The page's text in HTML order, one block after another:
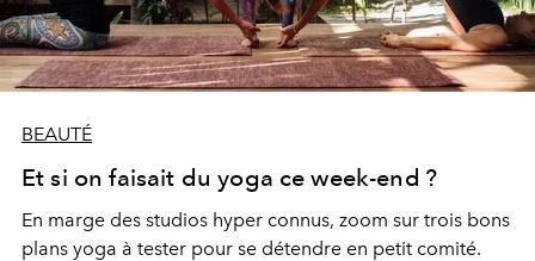
BEAUTÉ
Et si on faisait du yoga ce week-end ?
En marge des studios hyper connus, zoom sur trois bons
plans yoga à tester pour se détendre en petit comité.